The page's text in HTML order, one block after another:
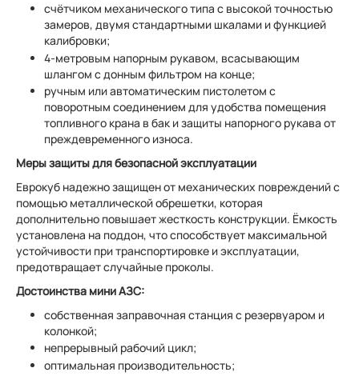
счётчиком механического типа с высокой точностью
замеров, двумя стандартными шкалами и функцией
калибровки;
4-метровым напорным рукавом, всасывающим
шлангом с донным фильтром на конце;
ручным или автоматическим пистолетом с
поворотным соединением для удобства помещения
топливного крана в бак и защиты напорного рукава от
преждевременного износа.
Меры защиты для безопасной эксплуатации
Еврокуб надежно защищен от механических повреждений с
помощью металлической обрешетки, которая
дополнительно повышает жесткость конструкции. Ёмкость
установлена на поддон, что способствует максимальной
устойчивости при транспортировке и эксплуатации,
предотвращает случайные проколы.
Достоинства мини АЗС:
собственная заправочная станция с резервуаром и
колонкой;
непрерывный рабочий цикл;
оптимальная производительность;